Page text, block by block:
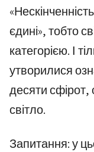
єдині», тобто
категорією. І
утворилися
десяти сфірот,
світло.
Запитання: у